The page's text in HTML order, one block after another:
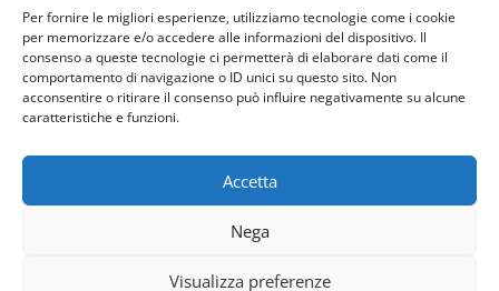
Per fornire le migliori esperienze, utilizziamo tecnologie come i cookie
per memorizzare e/o accedere alle informazioni del dispositivo. Il
consenso a queste tecnologie ci permetterà di elaborare dati come il
comportamento di navigazione o ID unici su questo sito. Non
acconsentire o ritirare il consenso può influire negativamente su alcune
caratteristiche e funzioni.
Accetta
Nega
Visualizza preferenze
Riconoscimento Honoris causa al Gran Galà del
Business
La frutta nel menù: storia, funzione e cultura del fine
pasto
Andrea Lopopolo
Rassegna Stampa di Andrea Lopopolo
SAPORI E SAPERI DELLA FRUTTA